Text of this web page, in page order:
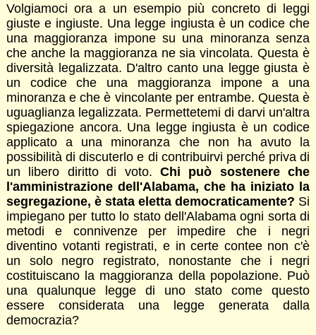
Volgiamoci ora a un esempio più concreto di leggi
giuste e ingiuste. Una legge ingiusta è un codice che
una maggioranza impone su una minoranza senza
che anche la maggioranza ne sia vincolata. Questa è
diversità legalizzata. D'altro canto una legge giusta è
un codice che una maggioranza impone a una
minoranza e che è vincolante per entrambe. Questa è
uguaglianza legalizzata. Permettetemi di darvi un'altra
spiegazione ancora. Una legge ingiusta è un codice
applicato a una minoranza che non ha avuto la
possibilità di discuterlo e di contribuirvi perché priva di
un libero diritto di voto. Chi può sostenere che
l'amministrazione dell'Alabama, che ha iniziato la
segregazione, è stata eletta democraticamente? Si
impiegano per tutto lo stato dell'Alabama ogni sorta di
metodi e connivenze per impedire che i negri
diventino votanti registrati, e in certe contee non c'è
un solo negro registrato, nonostante che i negri
costituiscano la maggioranza della popolazione. Può
una qualunque legge di uno stato come questo
essere considerata una legge generata dalla
democrazia?